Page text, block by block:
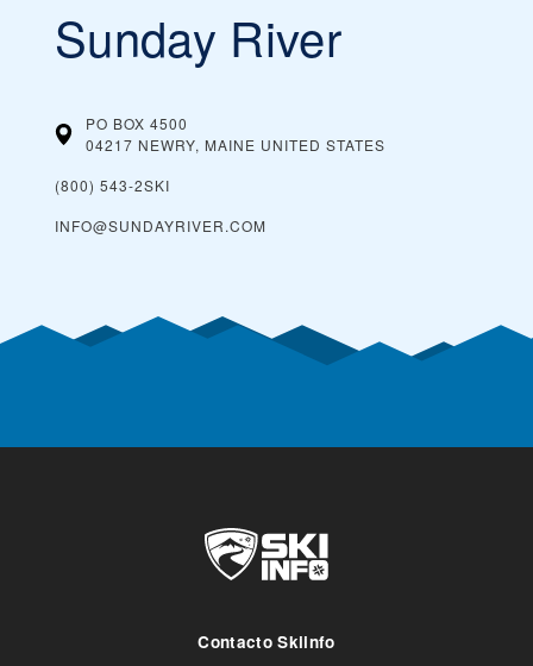
Sunday River
PO BOX 4500
04217 NEWRY, MAINE UNITED STATES
(800) 543-2SKI
INFO@SUNDAYRIVER.COM
Contacto Skiinfo